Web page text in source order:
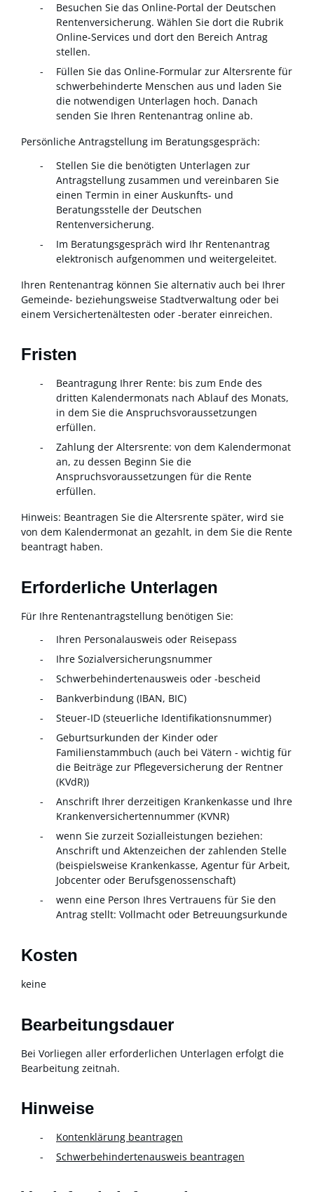
Besuchen Sie das Online-Portal der Deutschen
Rentenversicherung. Wählen Sie dort die Rubrik
Online-Services und dort den Bereich Antrag
stellen.
Füllen Sie das Online-Formular zur Altersrente für
schwerbehinderte Menschen aus und laden Sie
die notwendigen Unterlagen hoch. Danach
senden Sie Ihren Rentenantrag online ab.
Persönliche Antragstellung im Beratungsgespräch:
Stellen Sie die benötigten Unterlagen zur
Antragstellung zusammen und vereinbaren Sie
einen Termin in einer Auskunfts- und
Beratungsstelle der Deutschen
Rentenversicherung.
Im Beratungsgespräch wird Ihr Rentenantrag
elektronisch aufgenommen und weitergeleitet.
Ihren Rentenantrag können Sie alternativ auch bei Ihrer
Gemeinde- beziehungsweise Stadtverwaltung oder bei
einem Versichertenältesten oder -berater einreichen.
Fristen
Beantragung Ihrer Rente: bis zum Ende des
dritten Kalendermonats nach Ablauf des Monats,
in dem Sie die Anspruchsvoraussetzungen
erfüllen.
Zahlung der Altersrente: von dem Kalendermonat
an, zu dessen Beginn Sie die
Anspruchsvoraussetzungen für die Rente
erfüllen.
Hinweis: Beantragen Sie die Altersrente später, wird sie
von dem Kalendermonat an gezahlt, in dem Sie die Rente
beantragt haben.
Erforderliche Unterlagen
Für Ihre Rentenantragstellung benötigen Sie:
Ihren Personalausweis oder Reisepass
Ihre Sozialversicherungsnummer
Schwerbehindertenausweis oder -bescheid
Bankverbindung (IBAN, BIC)
Steuer-ID (steuerliche Identifikationsnummer)
Geburtsurkunden der Kinder oder
Familienstammbuch (auch bei Vätern - wichtig für
die Beiträge zur Pflegeversicherung der Rentner
(KVdR))
Anschrift Ihrer derzeitigen Krankenkasse und Ihre
Krankenversichertennummer (KVNR)
wenn Sie zurzeit Sozialleistungen beziehen:
Anschrift und Aktenzeichen der zahlenden Stelle
(beispielsweise Krankenkasse, Agentur für Arbeit,
Jobcenter oder Berufsgenossenschaft)
wenn eine Person Ihres Vertrauens für Sie den
Antrag stellt: Vollmacht oder Betreuungsurkunde
Kosten
keine
Bearbeitungsdauer
Bei Vorliegen aller erforderlichen Unterlagen erfolgt die
Bearbeitung zeitnah.
Hinweise
Kontenklärung beantragen
Schwerbehindertenausweis beantragen